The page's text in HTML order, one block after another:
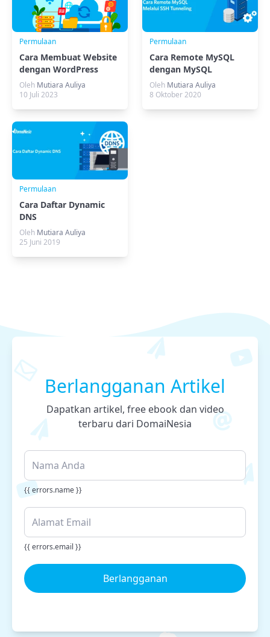
Permulaan
Cara Membuat Website
dengan WordPress
Mudah Tanpa Ribet!
Oleh Mutiara Auliya
10 Juli 2023
Permulaan
Cara Remote MySQL
dengan MySQL
Workbench
Oleh Mutiara Auliya
8 Oktober 2020
Permulaan
Cara Daftar Dynamic
DNS
Oleh Mutiara Auliya
25 Juni 2019
Berlangganan Artikel
Dapatkan artikel, free ebook dan video
terbaru dari DomaiNesia
{{ errors.name }}
{{ errors.email }}
Berlangganan